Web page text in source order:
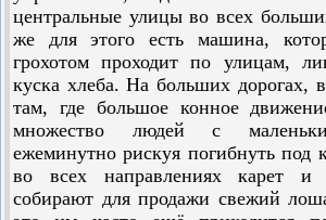
центральные улицы во всех
же для этого есть машина,
грохотом проходит по улицам,
куска хлеба. На больших дорогах,
там, где большое конное
множество людей с
ежеминутно рискуя погибнуть под
во всех направлениях карет и
собирают для продажи свежий